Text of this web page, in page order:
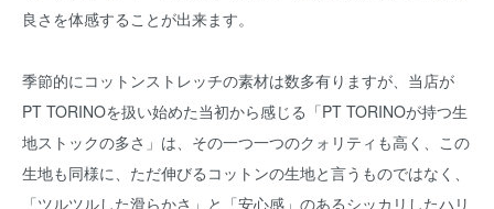
良さを体感することが出来ます。
季節的にコットンストレッチの素材は数多有りますが、当店が
PT TORINOを扱い始めた当初から感じる「PT TORINOが持つ生
地ストックの多さ」は、その一つ一つのクォリティも高く、この
生地も同様に、ただ伸びるコットンの生地と言うものではなく、
「ツルツルした滑らかさ」と「安心感」のあるシッカリしたハリ